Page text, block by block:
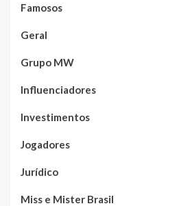
Famosos
Geral
Grupo MW
Influenciadores
Investimentos
Jogadores
Jurídico
Miss e Mister Brasil